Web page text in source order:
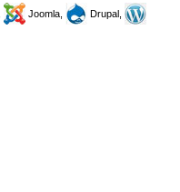
Joomla,
Drupal,